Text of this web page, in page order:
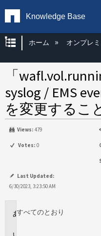
Knowledge Base
グローバル階
ホーム オンプレ
「
syslog / EMS
を変更するこ
Views: 479
Votes: 0
Last Updated:
6/30/2023, 3:23:50 AM
環
すべてのとおり